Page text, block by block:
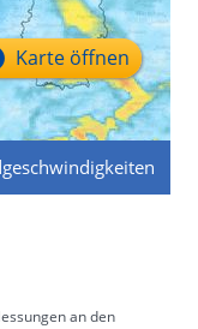
Karte öffnen
an den